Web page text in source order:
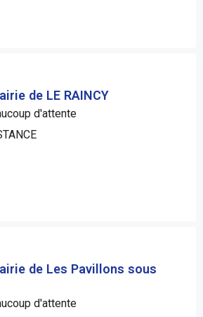
de LE RAINCY
d'attente
de Les Pavillons sous
d'attente